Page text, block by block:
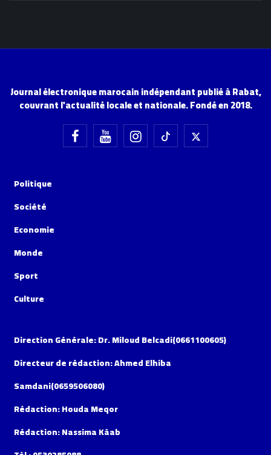
Journal électronique marocain indépendant publié à Rabat,
couvrant l'actualité locale et nationale. Fondé en 2018.
Politique
Société
Economie
Monde
Sport
Culture
Direction Générale: Dr. Miloud Belcadi(0661100605)
Directeur de rédaction: Ahmed Elhiba
Samdani(0659506080)
Rédaction: Houda Meqor
Rédaction: Nassima Kâab